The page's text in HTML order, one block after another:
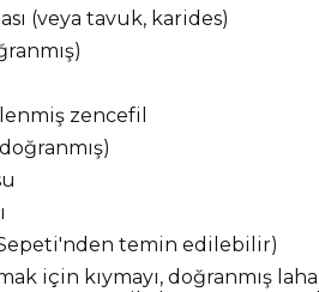
(veya tavuk, karides)
zencefil
temin edilebilir)
için kıymayı, doğranmış